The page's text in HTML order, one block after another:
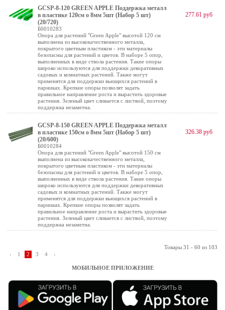
GCSP-8-120 GREEN APPLE Поддержка металл
в пластике 120см o 8мм 5шт (Набор 5 шт)
(20/720)
Б0010283
Опора для растений "Green Apple" высотой 120 см
выполнена из высококачественного металла,
покрытого цветным пластиком - эти материалы
безопасны для растений и цветов. В наборе 5 опор,
выполненных в виде ствола растения. Такие опоры
широко используются для поддержки декоративных
садовых и комнатных растений. Также могут
применятся для поддержки вьющихся растений в
парниках. Крепкие опоры позволят задать
правильное направление роста и вырастить здоровые
растения. Зеленый цвет сливается с листвой, поэтому
поддержка незаметна.
277.61 руб
GCSP-8-150 GREEN APPLE Поддержка металл
в пластике 150см o 8мм 5шт (Набор 5 шт)
(20/600)
Б0010284
Опора для растений "Green Apple" высотой 150 см
выполнена из высококачественного металла,
покрытого цветным пластиком - эти материалы
безопасны для растений и цветов. В наборе 5 опор,
выполненных в виде ствола растения. Такие опоры
широко используются для поддержки декоративных
садовых и комнатных растений. Также могут
применятся для поддержки вьющихся растений в
парниках. Крепкие опоры позволят задать
правильное направление роста и вырастить здоровые
растения. Зеленый цвет сливается с листвой, поэтому
поддержка незаметна.
326.38 руб
Товары 31 - 60 из 103
‹
1 2 3 4 ›
МОБИЛЬНОЕ ПРИЛОЖЕНИЕ